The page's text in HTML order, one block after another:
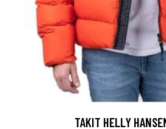
TAKIT HELLY